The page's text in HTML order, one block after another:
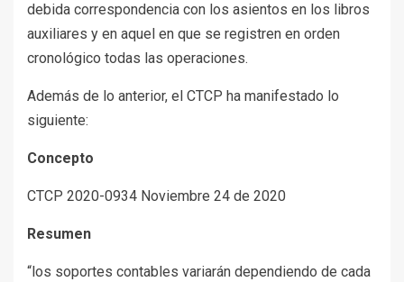
debida correspondencia con los asientos en los libros
auxiliares y en aquel en que se registren en orden
cronológico todas las operaciones.
Además de lo anterior, el CTCP ha manifestado lo
siguiente:
Concepto
CTCP 2020-0934 Noviembre 24 de 2020
Resumen
“los soportes contables variarán dependiendo de cada